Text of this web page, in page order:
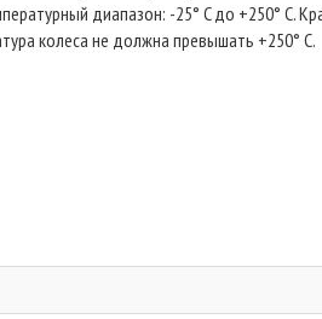
диапазон: -25° C до +250° C.
колеса не должна превышать +250° C.